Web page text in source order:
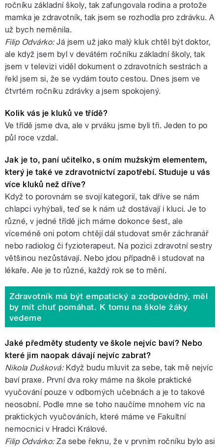
ročníku základní školy, tak zafungovala rodina a protože
mamka je zdravotník, tak jsem se rozhodla pro zdrávku. A
už bych neměnila.
Filip Odvárko:Já jsem už jako malý kluk chtěl být doktor,
ale když jsem byl v devátém ročníku základní školy, tak
jsem v televizi viděl dokument o zdravotních sestrách a
řekl jsem si, že se vydám touto cestou. Dnes jsem ve
čtvrtém ročníku zdrávky a jsem spokojený.
Kolik vás je kluků ve třídě?
Ve třídě jsme dva, ale v prváku jsme byli tři. Jeden to po
půl roce vzdal.
Jak je to, paní učitelko, s oním mužským elementem,
který je také ve zdravotnictví zapotřebí. Studuje u vás
více kluků než dříve?
Když to porovnám se svojí kategorií, tak dříve se nám
chlapci vyhýbali, teď se k nám už dostávají i kluci. Je to
různé, v jedné třídě jich máme dokonce šest, ale
víceméně oni potom chtějí dál studovat směr záchranář
nebo radiolog či fyzioterapeut. Na pozici zdravotní sestry
většinou nezůstávají. Nebo jdou případně i studovat na
lékaře. Ale je to různé, každý rok se to mění.
Zdravotník má být empatický a zodpovědný, měl
by mít chuť pomáhat. K tomu na škole žáky
vedeme
Jaké předměty studenty ve škole nejvíc baví? Nebo
které jim naopak dávají nejvíc zabrat?
Nikola Dušková:Když budu mluvit za sebe, tak mě nejvíc
baví praxe. První dva roky máme na škole praktické
vyučování pouze v odborných učebnách a je to takové
neosobní. Podle mne se toho naučíme mnohem víc na
praktických vyučováních, které máme ve Fakultní
nemocnici v Hradci Králové.
Filip Odvárko:Za sebe řeknu, že v prvním ročníku bylo asi